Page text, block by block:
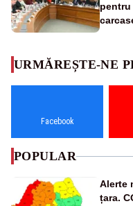
URMĂREȘTE-NE
Facebook
POPULAR
Alerte
țara.